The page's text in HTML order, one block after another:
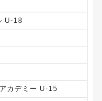
U-18
カデミー U-15